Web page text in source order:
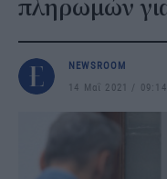
πληρωμών
NEWSROOM
14 Μαΐ 2021
09:14